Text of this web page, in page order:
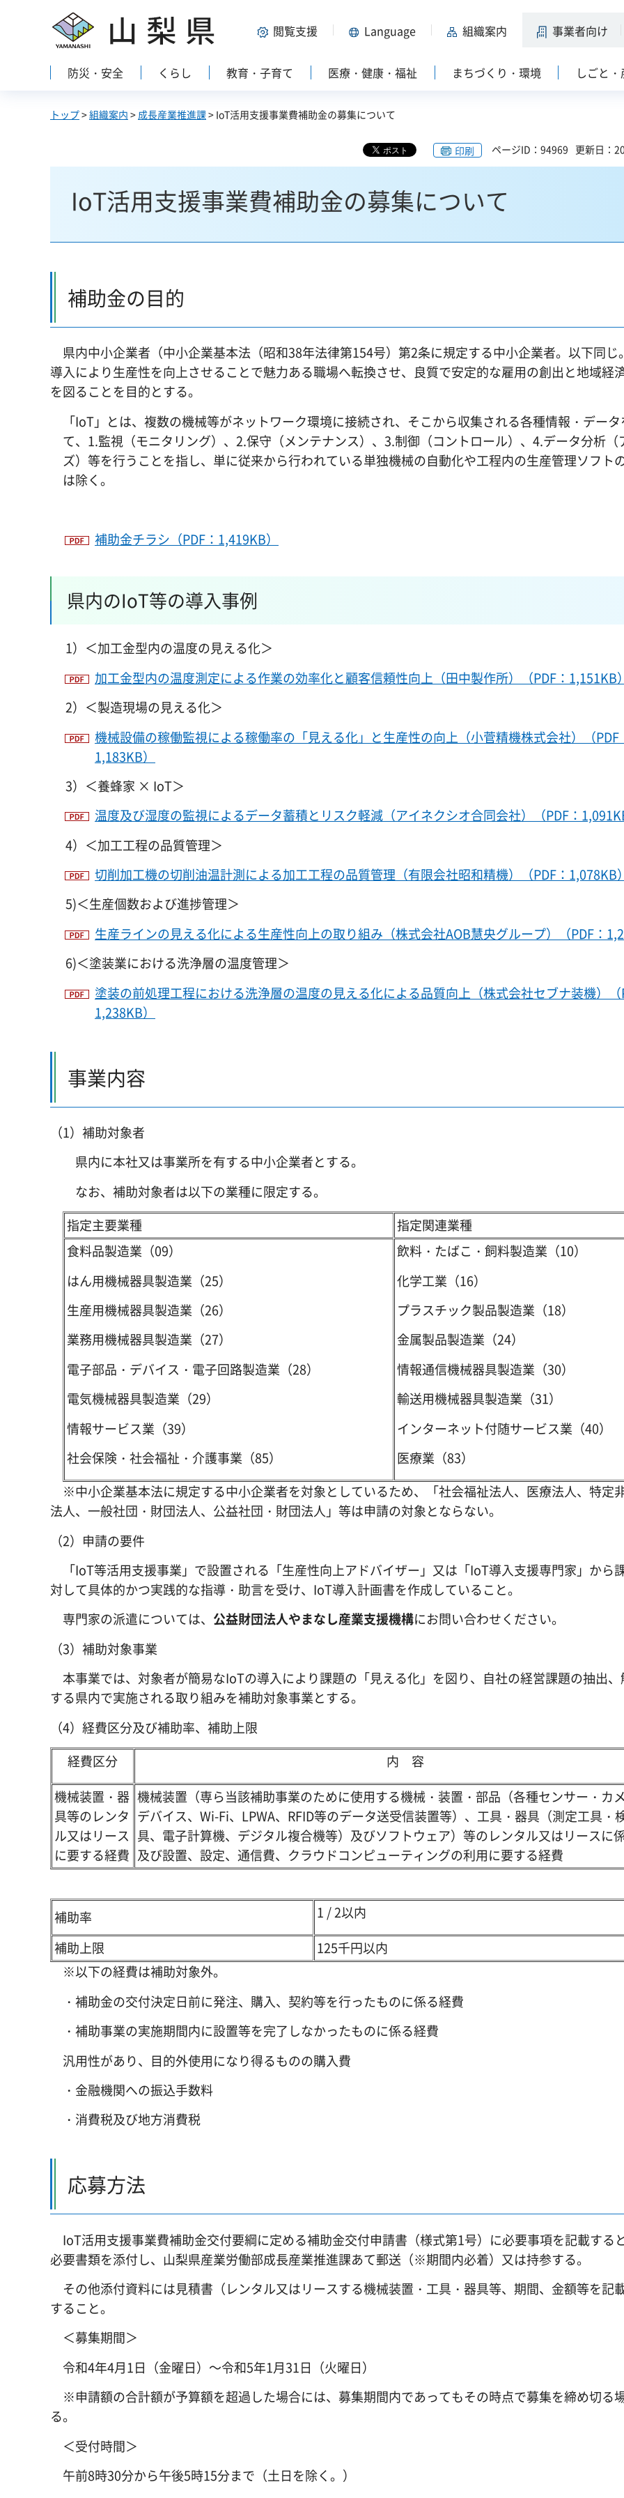
山梨県 閲覧支援 Language 組織案内 事業者向け
防災・安全 くらし 教育・子育て 医療・健康・福祉 まちづくり・環境 しごと
トップ>組織案内 > 成長産業推進課> IoT活用支援事業費補助金の募集について
印刷 ページID：94969 更新日：
IoT活用支援事業費補助金の募集について
補助金の目的
県内中小企業者（中小企業基本法（昭和38年法律第154号）第2条に規定する中小企業者。以下同じ
導入により生産性を向上させることで魅力ある職場へ転換させ、良質で安定的な雇用の創出と地域経
を図ることを目的とする。
「IoT」とは、複数の機械等がネットワーク環境に接続され、そこから収集される各種情報・デー
て、1.監視（モニタリング）、2.保守（メンテナンス）、3.制御（コントロール）、4.データ分析（
ズ）等を行うことを指し、単に従来から行われている単独機械の自動化や工程内の生産管理ソフト
は除く。
補助金チラシ（PDF：1,419KB）
県内のIoT等の導入事例
1）＜加工金型内の温度の見える化＞
加工金型内の温度測定による作業の効率化と顧客信頼性向上（田中製作所）（PDF：1,151KB
2）＜製造現場の見える化＞
機械設備の稼働監視による稼働率の「見える化」と生産性の向上（小菅精機株式会社）（PDF
1,183KB）
3）＜養蜂家 × IoT＞
温度及び湿度の監視によるデータ蓄積とリスク軽減（アイネクシオ合同会社）（PDF：
4）＜加工工程の品質管理＞
切削加工機の切削油温計測による加工工程の品質管理（有限会社昭和精機）（PDF：1,078KB
5)＜生産個数および進捗管理＞
生産ラインの見える化による生産性向上の取り組み（株式会社AOB慧央グループ）（PDF：
6)＜塗装業における洗浄層の温度管理＞
塗装の前処理工程における洗浄層の温度の見える化による品質向上（株式会社セブナ装機）（
1,238KB）
事業内容
（1）補助対象者
県内に本社又は事業所を有する中小企業者とする。
なお、補助対象者は以下の業種に限定する。
指定主要業種
指定関連業種
食料品製造業（09）
はん用機械器具製造業（25）
生産用機械器具製造業（26）
業務用機械器具製造業（27）
電子部品・デバイス・電子回路製造業（28）
電気機械器具製造業（29）
情報サービス業（39）
社会保険・社会福祉・介護事業（85）
飲料・たばこ・飼料製造業（10）
化学工業（16）
プラスチック製品製造業（18）
金属製品製造業（24）
情報通信機械器具製造業（30）
輸送用機械器具製造業（31）
インターネット付随サービス業（40）
医療業（83）
※中小企業基本法に規定する中小企業者を対象としているため、「社会福祉法人、医療法人、特定
法人、一般社団・財団法人、公益社団・財団法人」等は申請の対象とならない。
（2）申請の要件
「IoT等活用支援事業」で設置される「生産性向上アドバイザー」又は「IoT導入支援専門家」から
対して具体的かつ実践的な指導・助言を受け、IoT導入計画書を作成していること。
専門家の派遣については、 公益財団法人やまなし産業支援機構にお問い合わせください。
（3）補助対象事業
本事業では、対象者が簡易なIoTの導入により課題の「見える化」を図り、自社の経営課題の抽出
する県内で実施される取り組みを補助対象事業とする。
（4）経費区分及び補助率、補助上限
経費区分
内 容
機械装置・器
具等のレンタ
ル又はリース
に要する経費
機械装置（専ら当該補助事業のために使用する機械・装置・部品（各種センサー・カ
デバイス、Wi-Fi、LPWA、RFID等のデータ送受信装置等）、工具・器具（測定工具・
具、電子計算機、デジタル複合機等）及びソフトウェア）等のレンタル又はリースに
及び設置、設定、通信費、クラウドコンピューティングの利用に要する経費
補助率
1 / 2以内
補助上限
125千円以内
※以下の経費は補助対象外。
・補助金の交付決定日前に発注、購入、契約等を行ったものに係る経費
・補助事業の実施期間内に設置等を完了しなかったものに係る経費
汎用性があり、目的外使用になり得るものの購入費
・金融機関への振込手数料
・消費税及び地方消費税
応募方法
IoT活用支援事業費補助金交付要綱に定める補助金交付申請書（様式第1号）に必要事項を記載する
必要書類を添付し、山梨県産業労働部成長産業推進課あて郵送（※期間内必着）又は持参する。
その他添付資料には見積書（レンタル又はリースする機械装置・工具・器具等、期間、金額等を記
すること。
＜募集期間＞
令和4年4月1日（金曜日）～令和5年1月31日（火曜日）
※申請額の合計額が予算額を超過した場合には、募集期間内であってもその時点で募集を締め切る
る。
＜受付時間＞
午前8時30分から午後5時15分まで（土日を除く。）